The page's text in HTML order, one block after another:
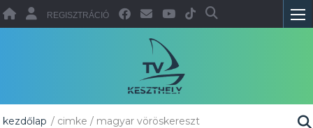
REGISZTRÁCIÓ
kezdőlap / cimke / magyar vöröskereszt